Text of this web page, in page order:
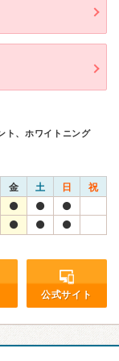
ト、ホワイトニング
金 土 日 祝
公式サイト